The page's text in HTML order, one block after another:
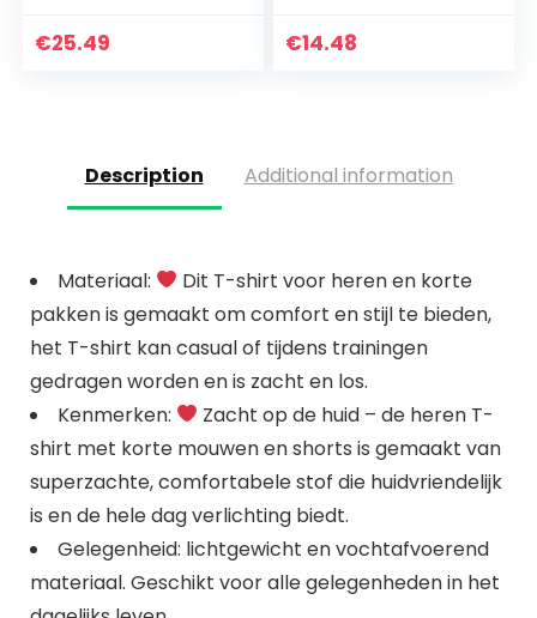
€25.49
Sweatshirt en
€14.48
Description Additional information
Materiaal:
Dit T-shirt voor heren en korte
pakken is gemaakt om comfort en stijl te bieden,
het T-shirt kan casual of tijdens trainingen
gedragen worden en is zacht en los.
Kenmerken:
Zacht op de huid – de heren T-
shirt met korte mouwen en shorts is gemaakt van
superzachte, comfortabele stof die huidvriendelijk
is en de hele dag verlichting biedt.
Gelegenheid: lichtgewicht en vochtafvoerend
materiaal. Geschikt voor alle gelegenheden in het